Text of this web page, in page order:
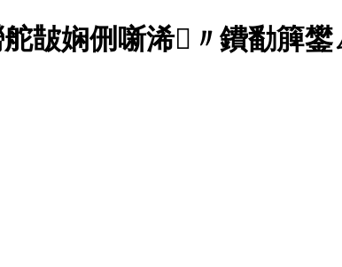
皵娴侀噺浠〃鐨勫簲鐢